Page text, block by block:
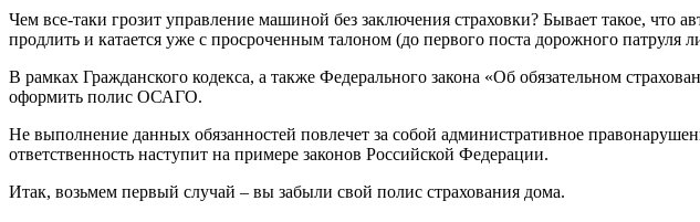
Чем все-таки грозит управление машиной без заключения страховки? Бывает такое, что
продлить и катается уже с просроченным талоном (до первого поста дорожного патруля
В рамках Гражданского кодекса, а также Федерального закона «Об обязательном
оформить полис ОСАГО.
Не выполнение данных обязанностей повлечет за собой административное
ответственность наступит на примере законов Российской Федерации.
Итак, возьмем первый случай – вы забыли свой полис страхования дома.